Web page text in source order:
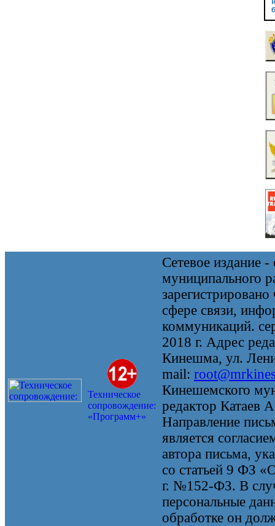
Техническое
сопровождение:
«Программ+»
Сетевое издание
муниципального
сфере связи,
коммуникаций.
2018 г. Адрес
Кинешма, ул.
mail:
Кинешемского
редактор Катаев
Направление
является
автора письма,
со статьей 9 ФЗ
г. №152-ФЗ. В
персональные
обработке он